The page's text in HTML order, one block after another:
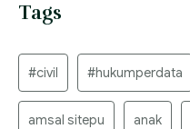
Tags
#civil #hukumperdata
amsal sitepu anak